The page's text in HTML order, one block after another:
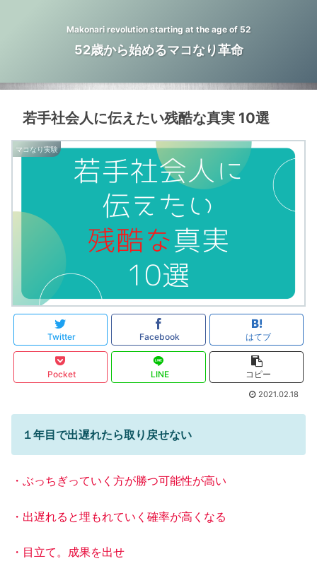
Makonari revolution starting at the age of 52
52歳から始めるマコなり革命
若手社会人に伝えたい残酷な真実 10選
マコなり実験
Twitter Facebook はてブ
Pocket LINE コピー
2021.02.18
１年目で出遅れたら取り戻せない
・ぶっちぎっていく方が勝つ可能性が高い
・出遅れると埋もれていく確率が高くなる
・目立て。成果を出せ